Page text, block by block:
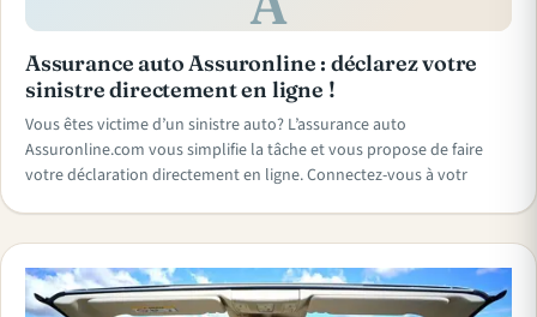
Assurance auto Assuronline : déclarez votre
sinistre directement en ligne !
Vous êtes victime d’un sinistre auto? L’assurance auto
Assuronline.com vous simplifie la tâche et vous propose de faire
votre déclaration directement en ligne. Connectez-vous à votr